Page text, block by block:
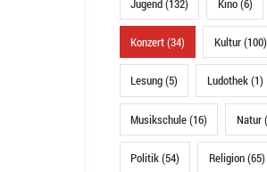
Jugend (132) Kino (6)
Konzert (34) Kultur (100)
Lesung (5) Ludothek (1)
Musikschule (16) Natur
Politik (54) Religion (65)